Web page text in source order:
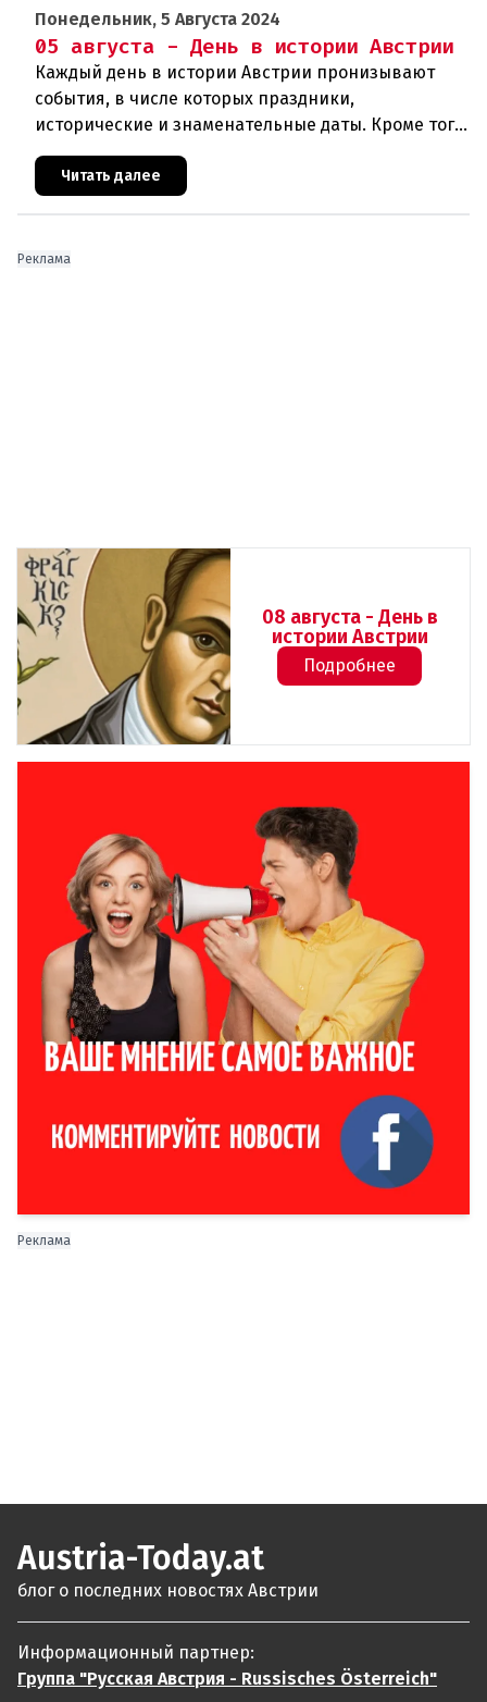
Понедельник, 5 Августа 2024
05 августа - День в истории Австрии
Каждый день в истории Австрии пронизывают
события, в числе которых праздники,
исторические и знаменательные даты. Кроме того
дни рождения различных деятелей страны, а
также дни их смерти. Что же произ
Читать далее
Реклама
08 августа - День в
истории Австрии
Подробнее
Реклама
Austria-Today.at
блог о последних новостях Австрии
Информационный партнер:
Группа "Русская Австрия - Russisches Österreich"